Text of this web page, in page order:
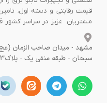
قیمت رقابتی و دسته اول،
مشتریان عزیز در سراسر کشور
مشهد - میدان صاحب الزمان
سبحان - طبقه منفی یک - پلاک43